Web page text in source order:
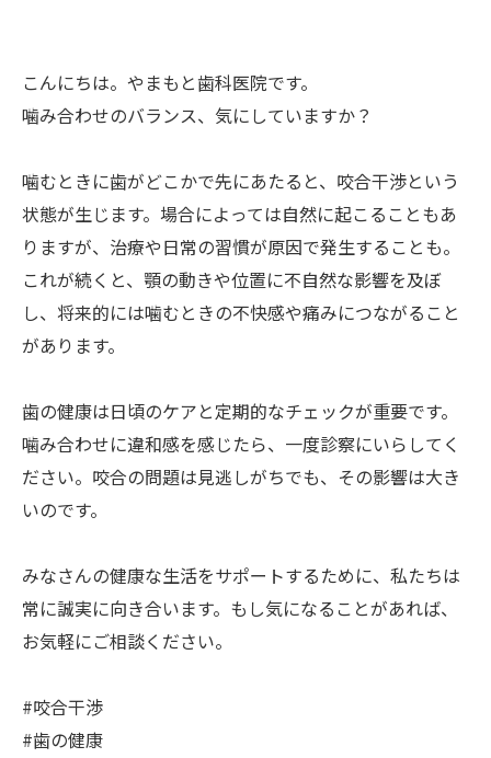
こんにちは。やまもと歯科医院です。
噛み合わせのバランス、気にしていますか？
噛むときに歯がどこかで先にあたると、咬合干渉という
状態が生じます。場合によっては自然に起こることもあ
りますが、治療や日常の習慣が原因で発生することも。
これが続くと、顎の動きや位置に不自然な影響を及ぼ
し、将来的には噛むときの不快感や痛みにつながること
があります。
歯の健康は日頃のケアと定期的なチェックが重要です。
噛み合わせに違和感を感じたら、一度診察にいらしてく
ださい。咬合の問題は見逃しがちでも、その影響は大き
いのです。
みなさんの健康な生活をサポートするために、私たちは
常に誠実に向き合います。もし気になることがあれば、
お気軽にご相談ください。
#咬合干渉
#歯の健康